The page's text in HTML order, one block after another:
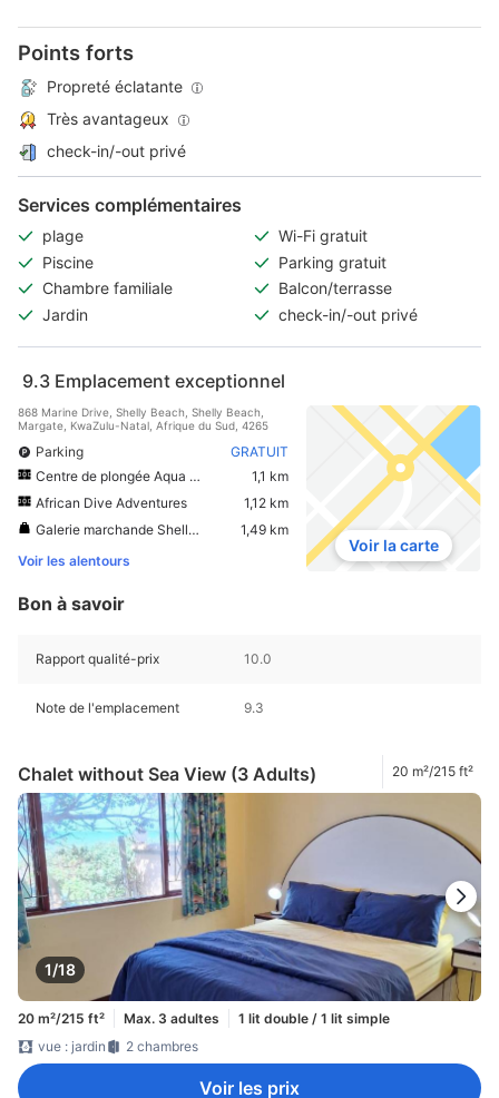
Points forts
Propreté éclatante
Très avantageux
check-in/-out privé
Services complémentaires
plage
Wi-Fi gratuit
Piscine
Parking gratuit
Chambre familiale
Balcon/terrasse
Jardin
check-in/-out privé
9.3 Emplacement exceptionnel
868 Marine Drive, Shelly Beach, Shelly Beach,
Margate, KwaZulu-Natal, Afrique du Sud, 4265
Parking
GRATUIT
Centre de plongée Aqua Planet
1,1 km
African Dive Adventures
1,12 km
Galerie marchande Shelly Centre
1,49 km
Voir les alentours
Voir la carte
Bon à savoir
Rapport qualité-prix 10.0
Note de l'emplacement 9.3
Chalet without Sea View (3 Adults) 20 m²/215 ft²
1/18
20 m²/215 ft² Max. 3 adultes
1 lit double / 1 lit simple
vue : jardin
2 chambres
Voir les prix